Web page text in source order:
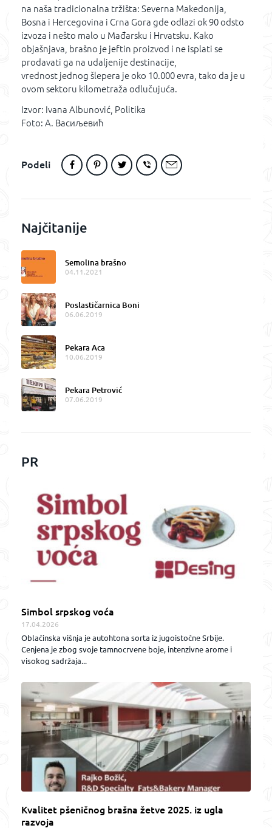
na naša tradicionalna tržišta: Severna Makedonija,
Bosna i Hercegovina i Crna Gora gde odlazi ok 90 odsto
izvoza i nešto malo u Mađarsku i Hrvatsku. Kako
objašnjava, brašno je jeftin proizvod i ne isplati se
prodavati ga na udaljenije destinacije,
vrednost jednog šlepera je oko 10.000 evra, tako da je u
ovom sektoru kilometraža odlučujuća.
Izvor: Ivana Albunović, Politika
Foto: А. Васиљевић
Podeli
Najčitanije
Semolina brašno
04.11.2021
Poslastičarnica Boni
06.06.2019
Pekara Aca
10.06.2019
Pekara Petrović
07.06.2019
PR
Simbol srpskog voća
17.04.2026
Oblačinska višnja je autohtona sorta iz jugoistočne Srbije.
Cenjena je zbog svoje tamnocrvene boje, intenzivne arome i
visokog sadržaja...
Kvalitet pšeničnog brašna žetve 2025. iz ugla
razvoja